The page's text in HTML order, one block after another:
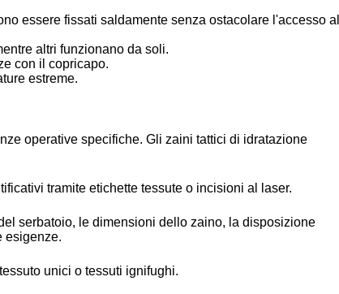
essere fissati saldamente senza ostacolare l'accesso
altri funzionano da soli.
con il copricapo.
estreme.
operative specifiche. Gli zaini tattici di idratazione
tramite etichette tessute o incisioni al laser.
serbatoio, le dimensioni dello zaino, la disposizione
esigenze.
unici o tessuti ignifughi.